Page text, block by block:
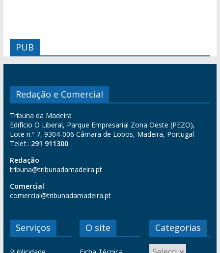
PUB
Redação e Comercial
Tribuna da Madeira
Edifício O Liberal, Parque Empresarial Zona Oeste (PEZO),
Lote n.º 7, 9304-006 Câmara de Lobos, Madeira, Portugal
Telef.: 291 911300
Redação
tribuna@tribunadamadeira.pt
Comercial
comercial@tribunadamadeira.pt
Serviços O site Categorias